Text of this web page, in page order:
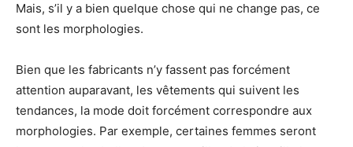
Mais, s’il y a bien quelque chose qui ne change pas, ce
sont les morphologies.
Bien que les fabricants n’y fassent pas forcément
attention auparavant, les vêtements qui suivent les
tendances, la mode doit forcément correspondre aux
morphologies. Par exemple, certaines femmes seront